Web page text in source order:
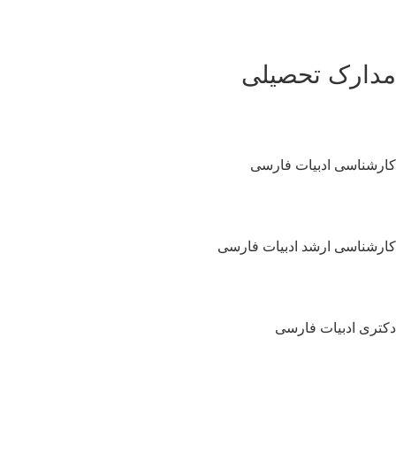
تحصیلی
ادبیات فارسی
ارشد ادبیات فارسی
ادبیات فارسی